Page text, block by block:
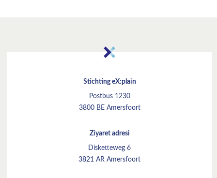
Stichting eX:plain
Postbus 1230
3800 BE Amersfoort
Ziyaret adresi
Disketteweg 6
3821 AR Amersfoort